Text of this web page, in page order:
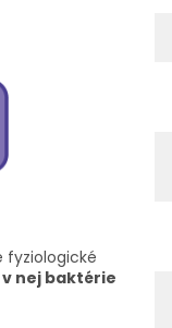
fyziologické
nej baktérie